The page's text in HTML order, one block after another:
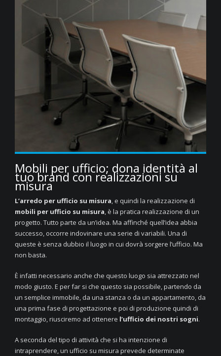
Mobili per ufficio; dona identità al
tuo brand con realizzazioni su
misura
L’arredo per ufficio su misura, e quindi la realizzazione di
mobili per ufficio su misura, è la pratica realizzazione di un
progetto. Tutto parte da un’idea. Ma affinché quell’idea abbia
successo, occorre indovinare una serie di variabili. Una di
queste è senza dubbio il luogo in cui dovrà sorgere l’ufficio. Ma
non basta.
È infatti necessario anche che questo luogo sia attrezzato nel
modo giusto. E per far si che questo sia possibile, partendo da
un semplice immobile, da una stanza o da un appartamento, da
una prima fase di progettazione e poi di produzione quindi di
montaggio, riusciremo ad ottenere l’ufficio dei nostri sogni.
A seconda del tipo di attività che si ha intenzione di
intraprendere, un ufficio su misura prevede determinate